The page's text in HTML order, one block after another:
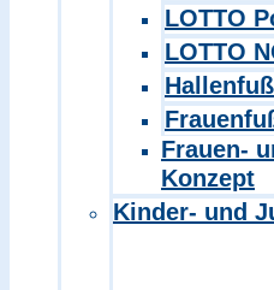
LOTTO
LOTTO
Frauen-
Konzept
Kinder- und